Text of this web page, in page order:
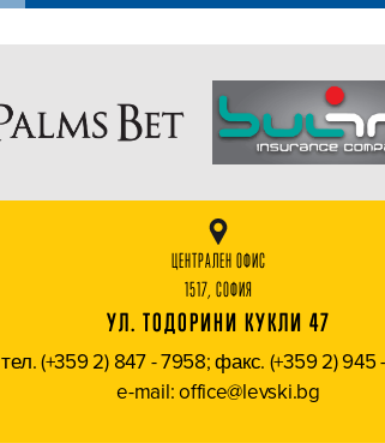
ЦЕНТРАЛЕН ОФИС
1517, СОФИЯ
УЛ. ТОДОРИНИ КУКЛИ 47
тел. (+359 2) 847 - 7958; факс. (+359 2) 945
e-mail: office@levski.bg